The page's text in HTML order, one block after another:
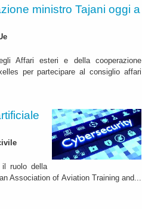
ministro Tajani oggi a
Affari esteri e della cooperazione
per partecipare al consiglio affari
il ruolo della
Association of Aviation Training and...